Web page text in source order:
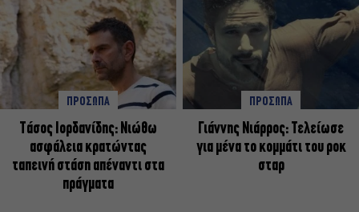
ΠΡΟΣΩΠΑ
Tάσος Ιορδανίδης: Νιώθω
ασφάλεια κρατώντας
ταπεινή στάση απέναντι στα
πράγματα
ΠΡΟΣΩΠΑ
Γιάννης Νιάρρος: Τελείωσε
για μένα το κομμάτι του ροκ
σταρ